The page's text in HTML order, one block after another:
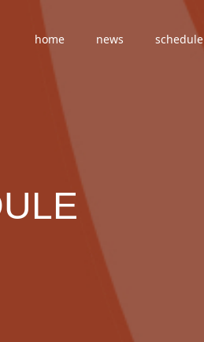
home news schedule